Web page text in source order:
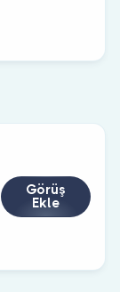
Görüş
Ekle